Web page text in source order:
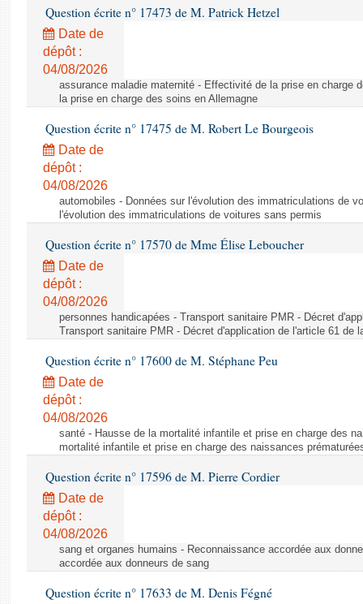
Question écrite n° 17473 de M. Patrick Hetzel
Date de
dépôt :
04/08/2026
assurance maladie maternité - Effectivité de la prise en charge
la prise en charge des soins en Allemagne
Question écrite n° 17475 de M. Robert Le Bourgeois
Date de
dépôt :
04/08/2026
automobiles - Données sur l'évolution des immatriculations de
l'évolution des immatriculations de voitures sans permis
Question écrite n° 17570 de Mme Élise Leboucher
Date de
dépôt :
04/08/2026
personnes handicapées - Transport sanitaire PMR - Décret
Transport sanitaire PMR - Décret d'application de l'article 61 de
Question écrite n° 17600 de M. Stéphane Peu
Date de
dépôt :
04/08/2026
santé - Hausse de la mortalité infantile et prise en charge des
mortalité infantile et prise en charge des naissances
Question écrite n° 17596 de M. Pierre Cordier
Date de
dépôt :
04/08/2026
sang et organes humains - Reconnaissance accordée aux
accordée aux donneurs de sang
Question écrite n° 17633 de M. Denis Fégné